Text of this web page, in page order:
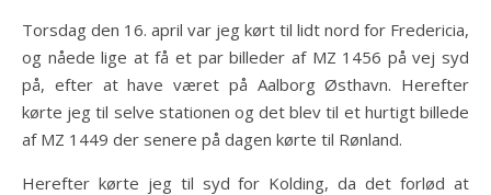
Torsdag den 16. april var jeg kørt til lidt nord for Fredericia,
og nåede lige at få et par billeder af MZ 1456 på vej syd
på, efter at have været på Aalborg Østhavn. Herefter
kørte jeg til selve stationen og det blev til et hurtigt billede
af MZ 1449 der senere på dagen kørte til Rønland.
Herefter kørte jeg til syd for Kolding, da det forlød at